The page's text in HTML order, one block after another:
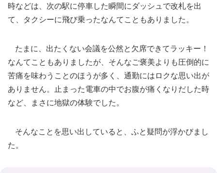
時などは、次の駅に停車した瞬間にダッシュで改札を出
て、タクシーに飛び乗ったなんてこともありました。
たまに、出たくない会議を公然と欠席できてラッキー！
なんてこともありましたが、そんなご褒美よりも圧倒的に
苦痛を味わうことのほうが多く、通勤にはロクな思い出が
ありません。止まった電車の中でお腹が痛くなりだした時
など、まさに地獄の体験でした。
そんなことを思い出していると、ふと疑問が浮かびまし
た。